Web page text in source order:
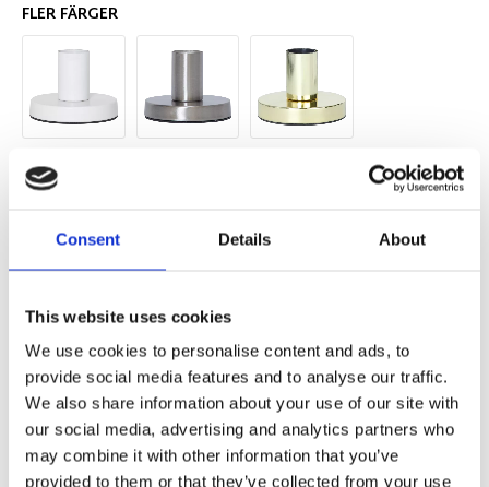
Consent Details About
This website uses cookies
We use cookies to personalise content and ads, to
provide social media features and to analyse our traffic.
We also share information about your use of our site with
our social media, advertising and analytics partners who
may combine it with other information that you’ve
provided to them or that they’ve collected from your use
FLER FÄRGER
Antal Lägg
Fri frakt över 995kr
Snabba leveranser
Enkel betalning med Klarna
BESKRIVNING